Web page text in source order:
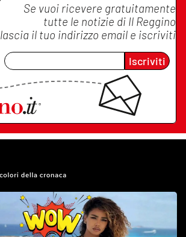
Se vuoi ricevere gratuitamente
tutte le notizie di Il Reggino
lascia il tuo indirizzo email e iscriviti
Iscriviti